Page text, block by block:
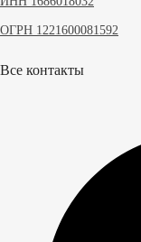
ОГРН 1221600081592
Все контакты